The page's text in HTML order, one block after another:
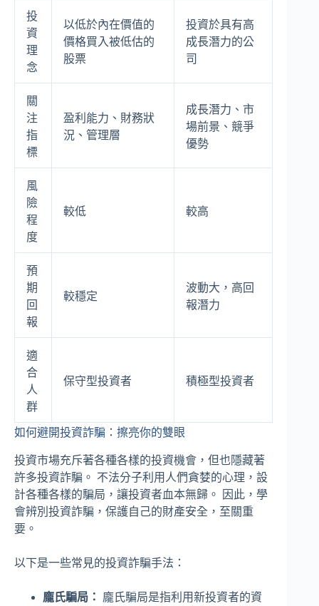
投
資
理
念
以低於內在價值的
價格買入被低估的
股票
投資於具有高
成長潛力的公
司
關
注
指
標
盈利能力、財務狀
況、管理層
成長潛力、市
場前景、競爭
優勢
風
險
程
度
較低 較高
預
期
回
報
較穩定
波動大，高回
報潛力
適
合
人
群
保守型投資者 積極型投資者
如何避開投資詐騙：擦亮你的雙眼
投資市場充斥著各種各樣的投資機會，但也隱藏著
許多投資詐騙。 不法分子利用人們貪婪的心理，設
計各種各樣的騙局，讓投資者血本無歸。 因此，學
會辨別投資詐騙，保護自己的財產安全，至關重
要。
以下是一些常見的投資詐騙手法：
龐氏騙局： 龐氏騙局是指利用新投資者的資